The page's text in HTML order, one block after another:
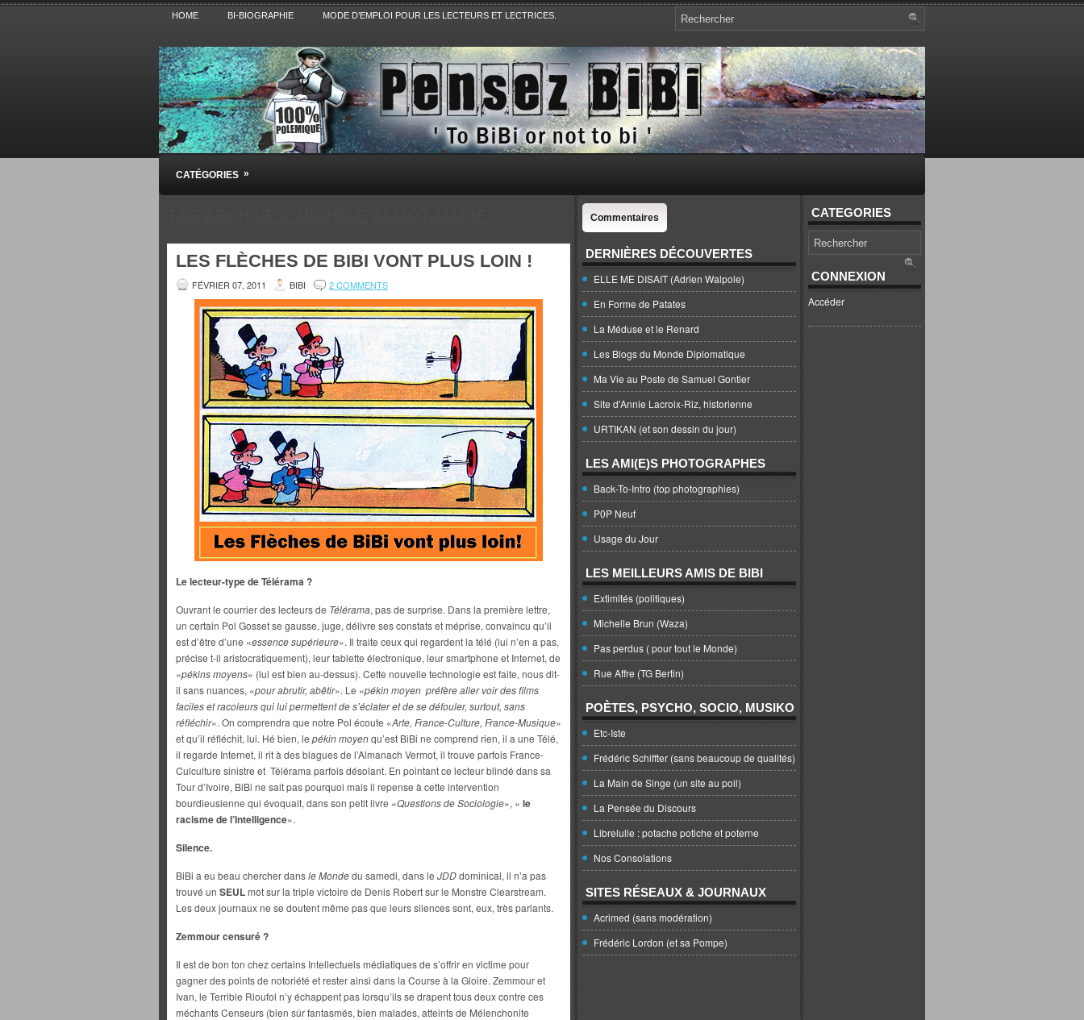
HOME BI-BIOGRAPHIE MODE D’EMPLOI POUR LES LECTEURS ET LECTRICES.
Pensez BiBi
Blog polémique sur l'Actualité, la Culture, la Politique, le Sport,. Avec Revue de presse et de blogs.
CATÉGORIES »
LES FLÈCHES DE BIBI VONT PLUS LOIN !
FÉVRIER 07, 2011 BIBI 2 COMMENTS
Le lecteur-type de Télérama ?
Ouvrant le courrier des lecteurs de Télérama, pas de surprise. Dans la première lettre,
un certain Pol Gosset se gausse, juge, délivre ses constats et méprise, convaincu qu’il
est d’être d’une «essence supérieure». Il traite ceux qui regardent la télé (lui n’en a pas,
précise t-il aristocratiquement), leur tablette électronique, leur smartphone et Internet, de
«pékins moyens» (lui est bien au-dessus). Cette nouvelle technologie est faite, nous dit-
il sans nuances, «pour abrutir, abêtir». Le «pékin moyen préfère aller voir des films
faciles et racoleurs qui lui permettent de s’éclater et de se défouler, surtout, sans
réfléchir». On comprendra que notre Pol écoute «Arte, France-Culture, France-Musique»
et qu’il réfléchit, lui. Hé bien, le pékin moyenqu’est BiBi ne comprend rien, il a une Télé,
il regarde Internet, il rit à des blagues de l’Almanach Vermot, il trouve parfois France-
Culculture sinistre et Télérama parfois désolant. En pointant ce lecteur blindé dans sa
Tour d’Ivoire, BiBi ne sait pas pourquoi mais il repense à cette intervention
bourdieusienne qui évoquait, dans son petit livre «Questions de Sociologie», « le
racisme de l’Intelligence».
Silence.
BiBi a eu beau chercher dansle Mondedu samedi, dans le JDDdominical, il n’a pas
trouvé un SEULmot sur la triple victoire de Denis Robert sur le Monstre Clearstream.
Les deux journaux ne se doutent même pas que leurs silences sont, eux, très parlants.
Zemmour censuré ?
Il est de bon ton chez certains Intellectuels médiatiques de s’offrir en victime pour
gagner des points de notoriété et rester ainsi dans la Course à la Gloire. Zemmour et
Ivan, le Terrible Rioufol n’y échappent pas lorsqu’ils se drapent tous deux contre ces
méchants Censeurs (bien sûr fantasmés, bien malades, atteints de Mélenchonite
Commentaires
DERNIÈRES DÉCOUVERTES
ELLE ME DISAIT (Adrien Walpole)
En Forme de Patates
La Méduse et le Renard
Les Blogs du Monde Diplomatique
Ma Vie au Poste de Samuel Gontier
Site d'Annie Lacroix-Riz, historienne
URTIKAN (et son dessin du jour)
LES AMI(E)S PHOTOGRAPHES
Back-To-Intro (top photographies)
P0P Neuf
Usage du Jour
LES MEILLEURS AMIS DE BIBI
Extimités (politiques)
Michelle Brun (Waza)
Pas perdus ( pour tout le Monde)
Rue Affre (TG Bertin)
POÈTES, PSYCHO, SOCIO, MUSIKO
Etc-Iste
Frédéric Schiffter (sans beaucoup de qualités)
La Main de Singe (un site au poil)
La Pensée du Discours
Librelulle : potache potiche et poterne
Nos Consolations
SITES RÉSEAUX & JOURNAUX
Acrimed (sans modération)
Frédéric Lordon (et sa Pompe)
CATEGORIES
CONNEXION
Accéder